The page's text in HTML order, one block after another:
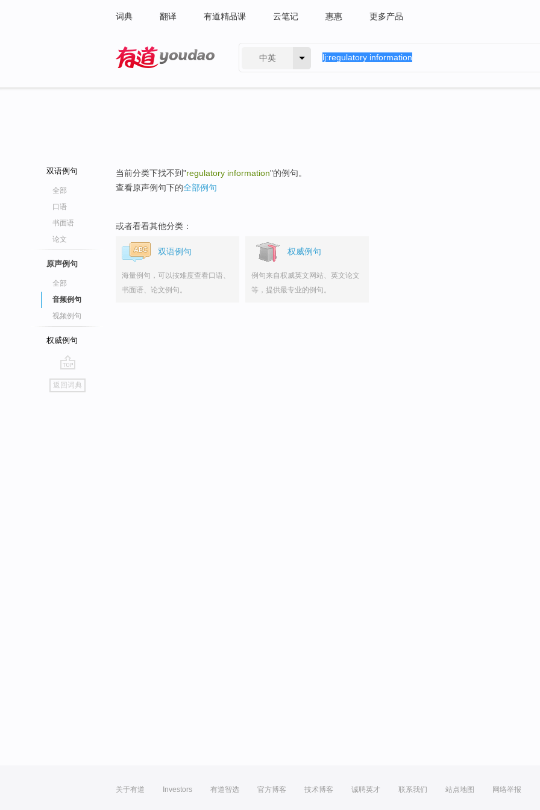
词典 翻译 有道精品课 云笔记 惠惠 更多产品
中英
双语例句
全部
口语
书面语
论文
原声例句
全部
音频例句
视频例句
权威例句
go
top
返回词典
当前分类下找不到"regulatory information"的例句。
查看原声例句下的全部例句
或者看看其他分类：
双语例句
海量例句，可以按难度查看口语、
书面语、论文例句。
权威例句
例句来自权威英文网站、英文论文
等，提供最专业的例句。
关于有道 Investors 有道智选 官方博客 技术博客 诚聘英才 联系我们 站点地图 网络举报